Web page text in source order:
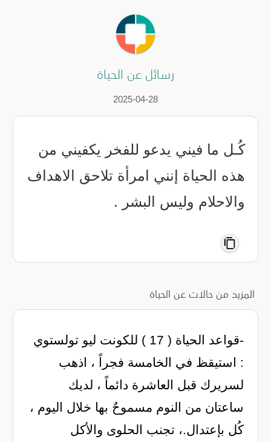
رسائل عن الحياة
2025-04-28
كُـل ما فيني يدعو للفخر يكفيني من
هذه الحياة إنني امرأة تلاحق الاهداف
والاحلام وليس البشر .
المزيد من حالات عن الحياة
-قواعد الحياة ( 17 ) للكونت ليو تولستوي
: استيقظ في الخامسة فجراً ، اذهب
لسريرك قبل العاشرة دائماً ، لديك
ساعتان من النوم مسموحٌ بها خلال اليوم ،
كُل بإعتدال.، تجنب الحلوى والأكل